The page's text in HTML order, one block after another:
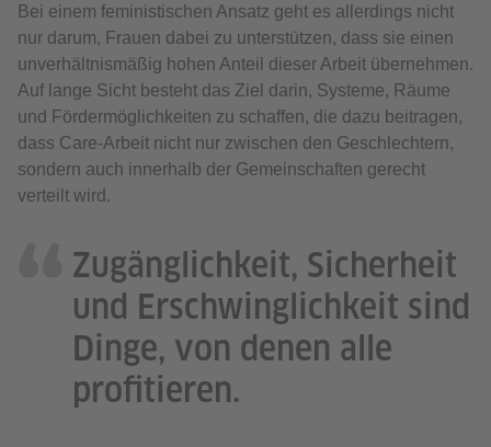
Bei einem feministischen Ansatz geht es allerdings nicht
nur darum, Frauen dabei zu unterstützen, dass sie einen
unverhältnismäßig hohen Anteil dieser Arbeit übernehmen.
Auf lange Sicht besteht das Ziel darin, Systeme, Räume
und Fördermöglichkeiten zu schaffen, die dazu beitragen,
dass Care-Arbeit nicht nur zwischen den Geschlechtern,
sondern auch innerhalb der Gemeinschaften gerecht
verteilt wird.
Zugänglichkeit, Sicherheit
und Erschwinglichkeit sind
Dinge, von denen alle
profitieren.